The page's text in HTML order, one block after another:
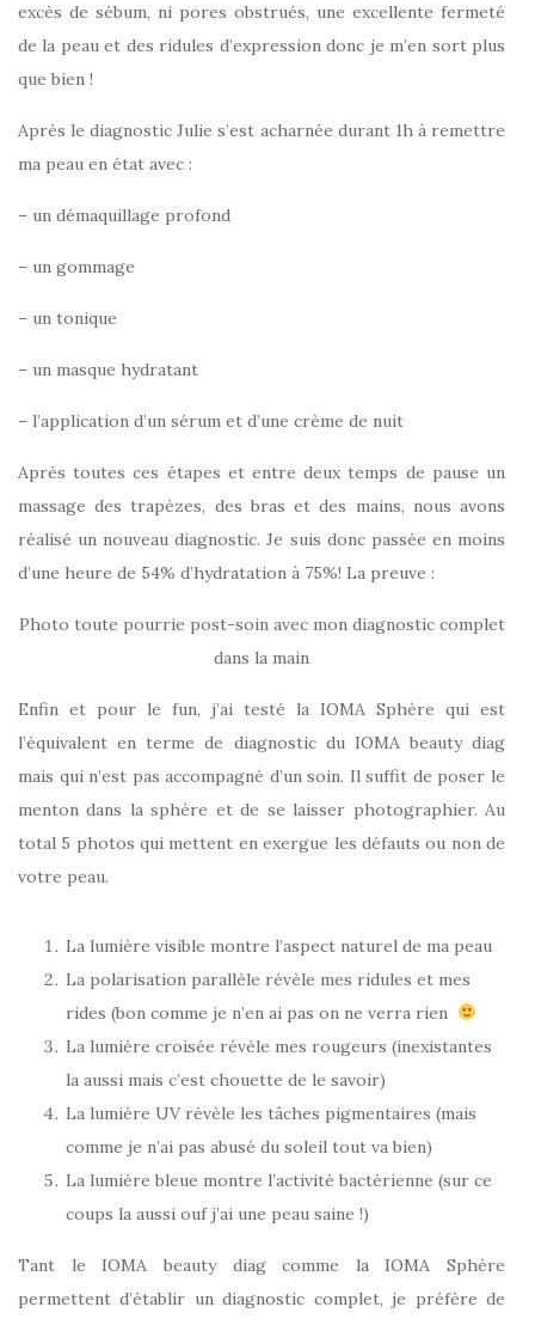
excès de sébum, ni pores obstrués, une excellente fermeté
de la peau et des ridules d’expression donc je m’en sort plus
que bien !
Après le diagnostic Julie s’est acharnée durant 1h à remettre
ma peau en état avec :
– un démaquillage profond
– un gommage
– un tonique
– un masque hydratant
– l’application d’un sérum et d’une crème de nuit
Après toutes ces étapes et entre deux temps de pause un
massage des trapèzes, des bras et des mains, nous avons
réalisé un nouveau diagnostic. Je suis donc passée en moins
d’une heure de 54% d’hydratation à 75%! La preuve :
Photo toute pourrie post-soin avec mon diagnostic complet
dans la main
Enfin et pour le fun, j’ai testé la IOMA Sphère qui est
l’équivalent en terme de diagnostic du IOMA beauty diag
mais qui n’est pas accompagné d’un soin. Il suffit de poser le
menton dans la sphère et de se laisser photographier. Au
total 5 photos qui mettent en exergue les défauts ou non de
votre peau.
La lumière visible montre l’aspect naturel de ma peau
La polarisation parallèle révèle mes ridules et mes
rides (bon comme je n’en ai pas on ne verra rien
La lumière croisée révèle mes rougeurs (inexistantes
la aussi mais c’est chouette de le savoir)
La lumière UV révèle les tâches pigmentaires (mais
comme je n’ai pas abusé du soleil tout va bien)
La lumière bleue montre l’activité bactérienne (sur ce
coups la aussi ouf j’ai une peau saine !)
Tant le IOMA beauty diag comme la IOMA Sphère
permettent d’établir un diagnostic complet, je préfère de